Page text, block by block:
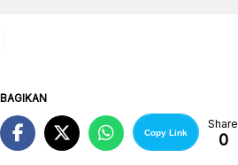
BAGIKAN
Copy Link
Share
0